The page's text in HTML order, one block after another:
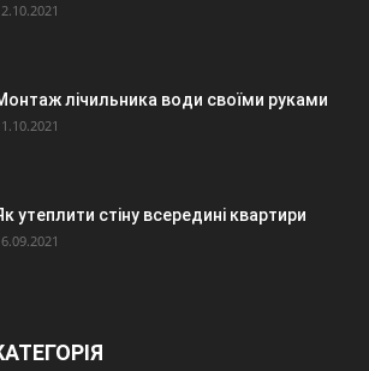
лічильника води своїми руками
утеплити стіну всередині квартири